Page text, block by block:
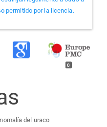
permitido por la licencia.
0
del uraco